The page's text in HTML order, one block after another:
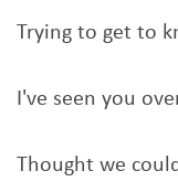
Trying to get to
I've seen you
Thought we